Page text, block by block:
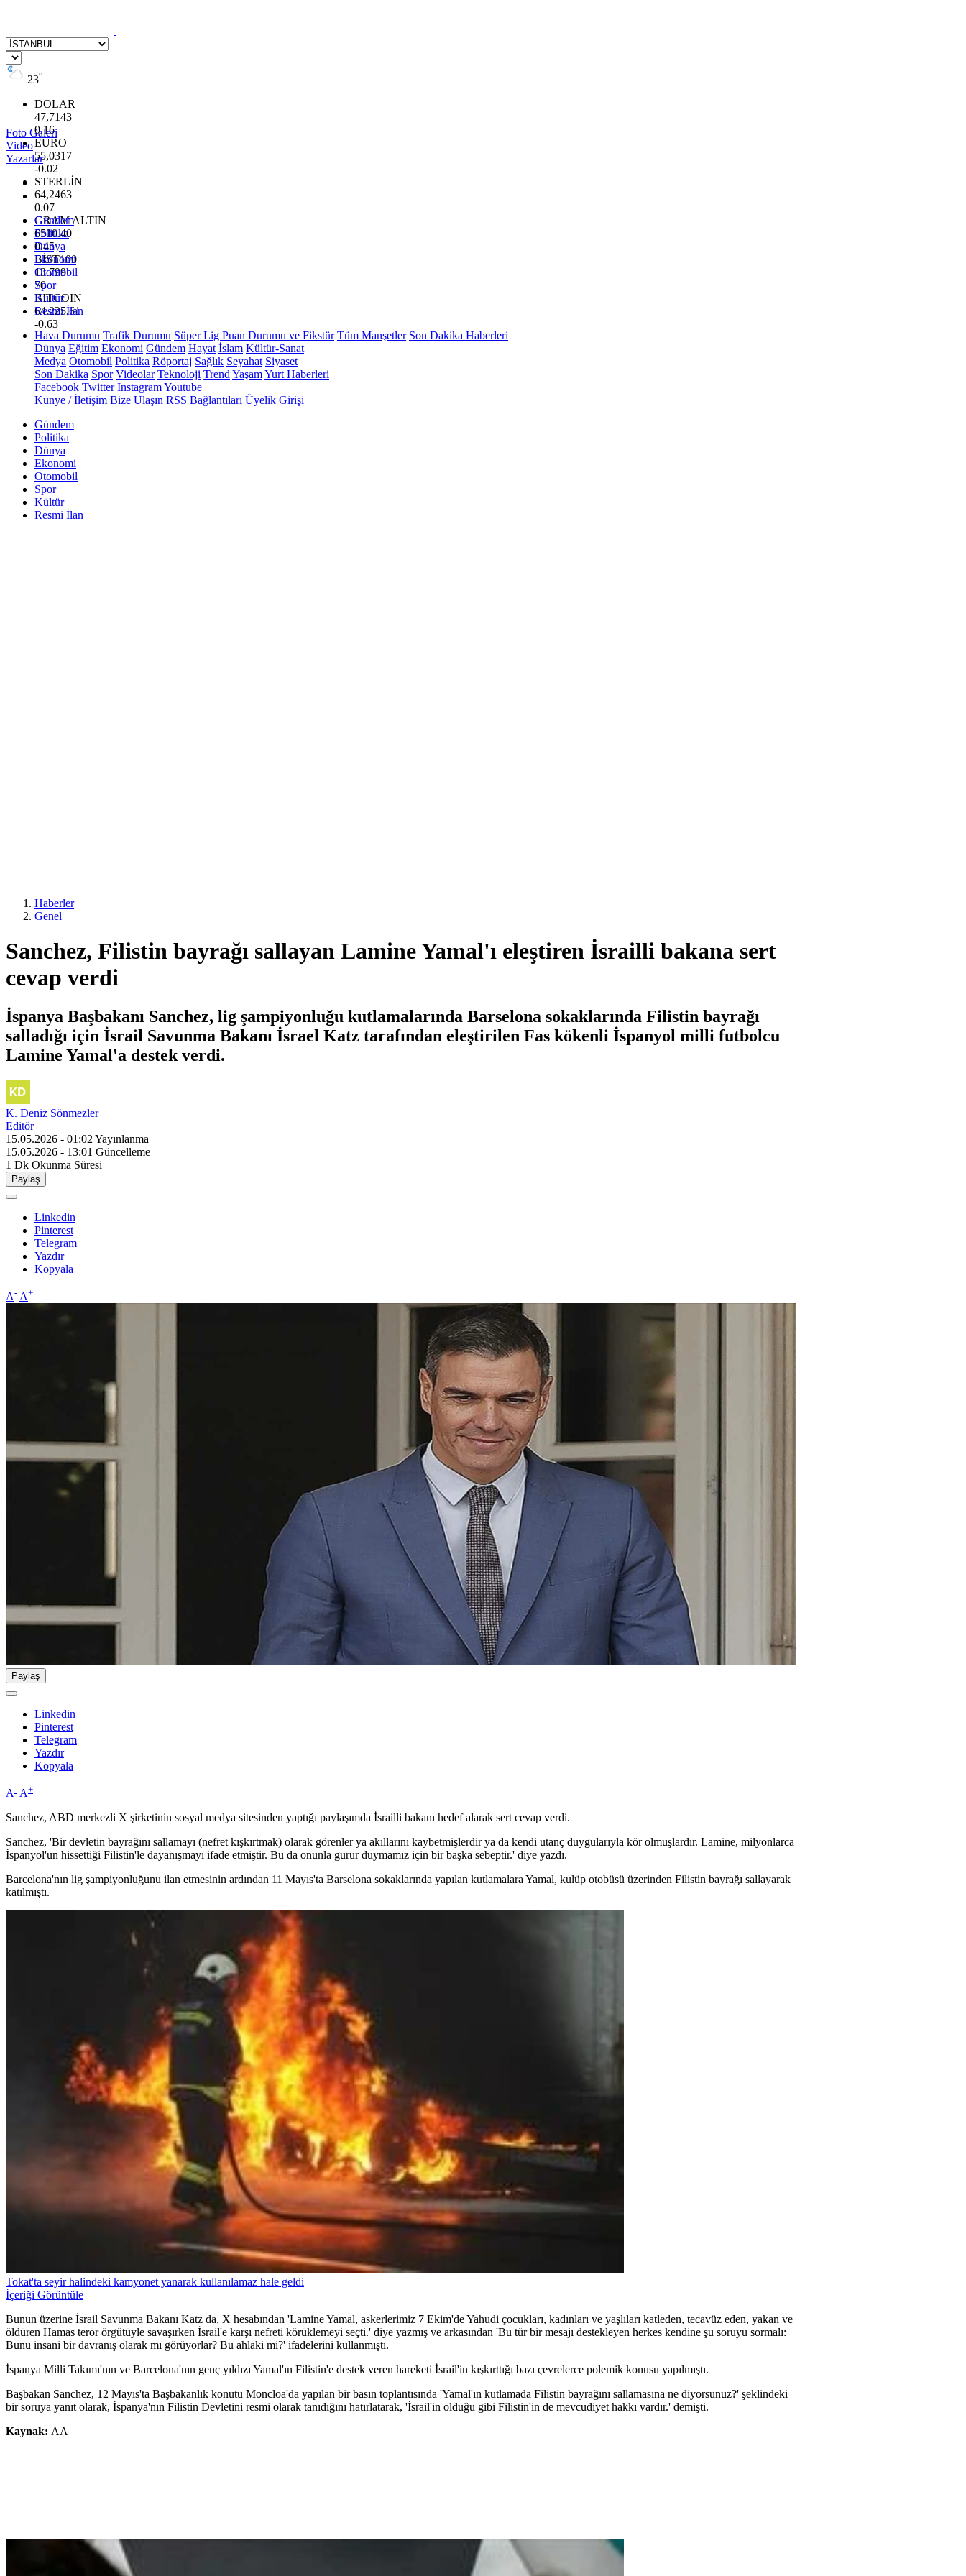
23°
DOLAR
47,7143
0.16
EURO
55,0317
-0.02
STERLİN
64,2463
0.07
GRAM ALTIN
6510.40
0.45
BİST100
13.799
70
BITCOIN
64.225,61
-0.63
Foto Galeri
Video
Yazarlar
Gündem
Politika
Dünya
Ekonomi
Otomobil
Spor
Kültür
Resmi İlan
Hava Durumu Trafik Durumu Süper Lig Puan Durumu ve Fikstür Tüm Manşetler Son Dakika Haberleri
Dünya Eğitim Ekonomi Gündem Hayat İslam Kültür-Sanat
Medya Otomobil Politika Röportaj Sağlık Seyahat Siyaset
Son Dakika Spor Videolar Teknoloji Trend YaşamYurt Haberleri
Facebook Twitter InstagramYoutube
Künye / İletişim Bize Ulaşın RSS Bağlantıları Üyelik Girişi
Gündem
Politika
Dünya
Ekonomi
Otomobil
Spor
Kültür
Resmi İlan
Haberler
Genel
Sanchez, Filistin bayrağı sallayan Lamine Yamal'ı eleştiren İsrailli bakana sert
cevap verdi
İspanya Başbakanı Sanchez, lig şampiyonluğu kutlamalarında Barselona sokaklarında Filistin bayrağı
salladığı için İsrail Savunma Bakanı İsrael Katz tarafından eleştirilen Fas kökenli İspanyol milli futbolcu
Lamine Yamal'a destek verdi.
K. Deniz Sönmezler
Editör
15.05.2026 - 01:02 Yayınlanma
15.05.2026 - 13:01 Güncelleme
1 Dk Okunma Süresi
Paylaş
Linkedin
Pinterest
Telegram
Yazdır
Kopyala
A- A+
Paylaş
Linkedin
Pinterest
Telegram
Yazdır
Kopyala
A- A+
Sanchez, ABD merkezli X şirketinin sosyal medya sitesinden yaptığı paylaşımda İsrailli bakanı hedef alarak sert cevap verdi.
Sanchez, 'Bir devletin bayrağını sallamayı (nefret kışkırtmak) olarak görenler ya akıllarını kaybetmişlerdir ya da kendi utanç duygularıyla kör olmuşlardır. Lamine, milyonlarca
İspanyol'un hissettiği Filistin'le dayanışmayı ifade etmiştir. Bu da onunla gurur duymamız için bir başka sebeptir.' diye yazdı.
Barcelona'nın lig şampiyonluğunu ilan etmesinin ardından 11 Mayıs'ta Barselona sokaklarında yapılan kutlamalara Yamal, kulüp otobüsü üzerinden Filistin bayrağı sallayarak
katılmıştı.
Tokat'ta seyir halindeki kamyonet yanarak kullanılamaz hale geldi
İçeriği Görüntüle
Bunun üzerine İsrail Savunma Bakanı Katz da, X hesabından 'Lamine Yamal, askerlerimiz 7 Ekim'de Yahudi çocukları, kadınları ve yaşlıları katleden, tecavüz eden, yakan ve
öldüren Hamas terör örgütüyle savaşırken İsrail'e karşı nefreti körüklemeyi seçti.' diye yazmış ve arkasından 'Bu tür bir mesajı destekleyen herkes kendine şu soruyu sormalı:
Bunu insani bir davranış olarak mı görüyorlar? Bu ahlaki mi?' ifadelerini kullanmıştı.
İspanya Milli Takımı'nın ve Barcelona'nın genç yıldızı Yamal'ın Filistin'e destek veren hareketi İsrail'in kışkırttığı bazı çevrelerce polemik konusu yapılmıştı.
Başbakan Sanchez, 12 Mayıs'ta Başbakanlık konutu Moncloa'da yapılan bir basın toplantısında 'Yamal'ın kutlamada Filistin bayrağını sallamasına ne diyorsunuz?' şeklindeki
bir soruya yanıt olarak, İspanya'nın Filistin Devletini resmi olarak tanıdığını hatırlatarak, 'İsrail'in olduğu gibi Filistin'in de mevcudiyet hakkı vardır.' demişti.
Kaynak: AA